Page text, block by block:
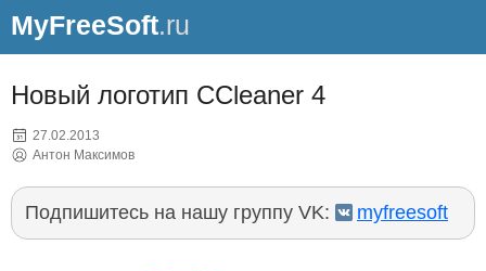
MyFreeSoft.ru
Новый логотип CCleaner 4
27.02.2013
Антон Максимов
Подпишитесь на нашу группу VK: myfreesoft